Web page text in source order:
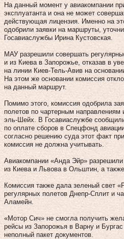
На данный момент у авиакомпании
эксплуатанта и она не может
действующая лицензия. Именно на
одобрили заявки на маршруты,
Госавиаслужбы Ирина Кустовская.
МАУ разрешили совершать
и из Киева в Запорожье, отказав в
на линии Киев-Тель-Авив на
На этом же основании комиссия
на данный маршрут.
Помимо этого, комиссия одобрила
полетов по чартерным
эль-Шейх. В Госавиаслужбе
по оплате сборов в Спецфонд
согласно решению суда этот факт
комиссия не должна учитывать.
Авиакомпании «Анда Эйр»
из Киева и Львова в Ольштин, а
Комиссия также дала зеленый свет
регулярных полетов Днепр-Сплит и
Аламейн.
«Мотор Сич» не смогла получить
рейсы из Запорожья в Варну и Бургас
неполный пакет документов.